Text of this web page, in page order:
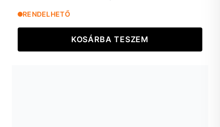
RENDELHETŐ
KOSÁRBA TESZEM